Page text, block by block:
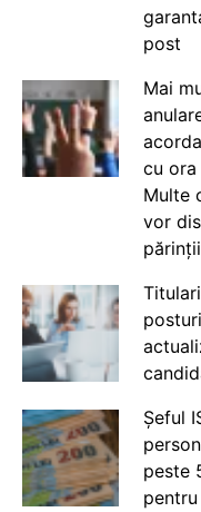
post
Mai
cu
Multe
vor
părinții
Șeful
peste